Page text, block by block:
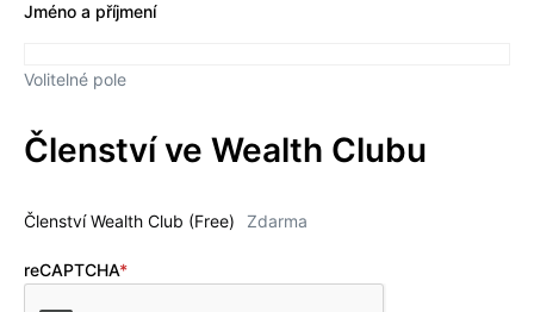
Jméno a příjmení
Volitelné pole
Členství ve Wealth Clubu
Členství Wealth Club (Free) Zdarma
reCAPTCHA*